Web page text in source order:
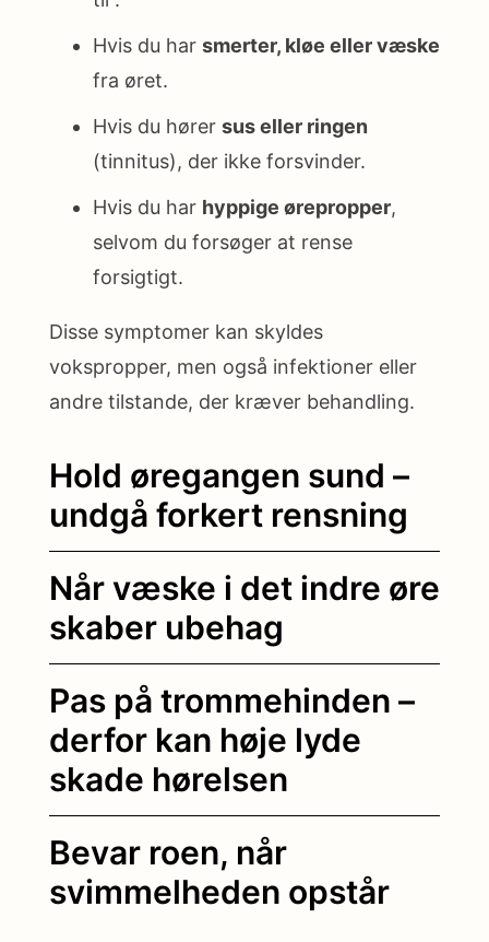
Hvis du har smerter, kløe eller væske
fra øret.
Hvis du hører sus eller ringen
(tinnitus), der ikke forsvinder.
Hvis du har hyppige ørepropper,
selvom du forsøger at rense
forsigtigt.
Disse symptomer kan skyldes
vokspropper, men også infektioner eller
andre tilstande, der kræver behandling.
Hold øregangen sund –
undgå forkert rensning
Når væske i det indre øre
skaber ubehag
Pas på trommehinden –
derfor kan høje lyde
skade hørelsen
Bevar roen, når
svimmelheden opstår